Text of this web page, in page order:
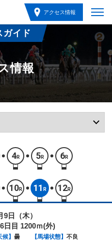
アクセス情報
ガイド
情報
4R 5R 6R
10R 11 R 12R
9日（木）
日目 1200ｍ(外)
候】 曇 【馬場状態】 不良